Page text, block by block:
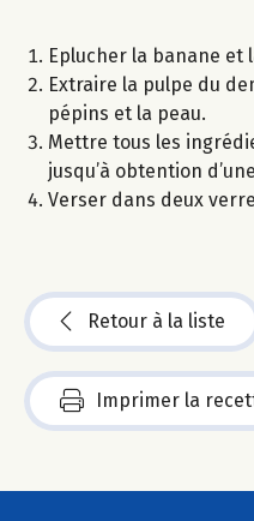
Eplucher la banane et
Extraire la pulpe du
pépins et la peau.
Mettre tous les
jusqu’à obtention
Verser dans deux
Retour à la liste
Imprimer la